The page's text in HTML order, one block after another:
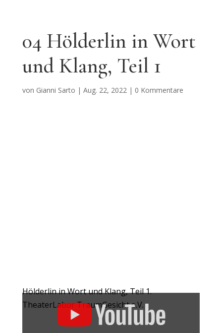
04 Hölderlin in Wort
und Klang, Teil 1
von Gianni Sarto | Aug. 22, 2022| 0 Kommentare
„YouTube
player“
Hölderlin in Wort und Klang, Teil 1.
TheaterLabor TraumGesicht e.V.